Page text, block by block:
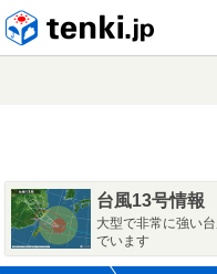
台風13号情報
大型で非常に強い
でいます